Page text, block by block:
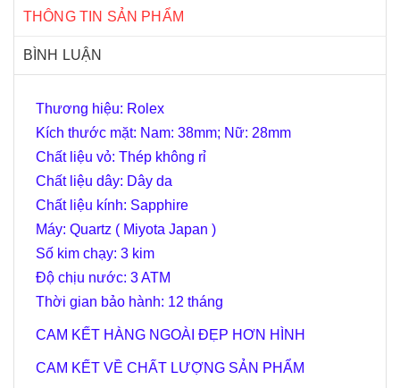
THÔNG TIN SẢN PHẨM
BÌNH LUẬN
Thương hiệu: Rolex
Kích thước mặt: Nam: 38mm; Nữ: 28mm
Chất liệu vỏ: Thép không rỉ
Chất liệu dây: Dây da
Chất liệu kính: Sapphire
Máy: Quartz ( Miyota Japan )
Số kim chạy: 3 kim
Độ chịu nước: 3 ATM
Thời gian bảo hành: 12 tháng
CAM KẾT HÀNG NGOÀI ĐẸP HƠN HÌNH
CAM KẾT VỀ CHẤT LƯỢNG SẢN PHẨM